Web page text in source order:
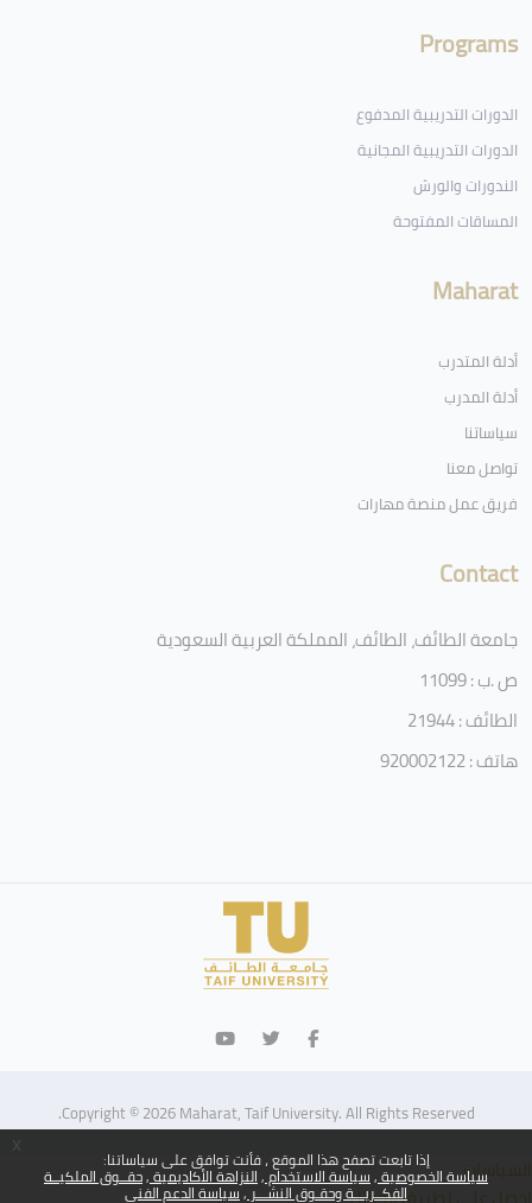
إذا تابعت تصفح هذا الموقع ، فأنت توافق على سياساتنا:
سياسة الخصوصية سياسة الاستخدام النزاهة الأكاديمية حقــوق الملكيــة
الفكــريـــة وحقـوق النشـــر سياسة الدعم الفني
x
Programs
الدورات التدريبية المدفوع
الدورات التدريبية المجانية
الندورات والورش
المساقات المفتوحة
Maharat
أدلة المتدرب
أدلة المدرب
سياساتنا
تواصل معنا
فريق عمل منصة مهارات
Contact
جامعة الطائف، الطائف، المملكة العربية السعودية
ص .ب : 11099
الطائف : 21944
هاتف : 920002122
Copyright © 2026 Maharat, Taif University. All Rights Reserved.
السياسات